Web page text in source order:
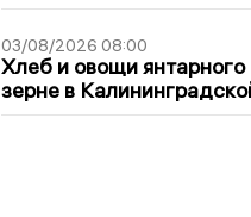
03/08/2026 08:00
Хлеб и овощи янтарного
зерне в